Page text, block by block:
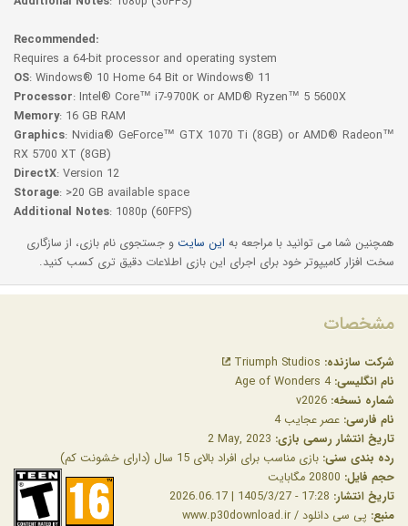
Recommended:
Requires a 64-bit processor and operating system
OS: Windows® 10 Home 64 Bit or Windows® 11
Processor: Intel® Core™ i7-9700K or AMD® Ryzen™ 5 5600X
Memory: 16 GB RAM
Graphics: Nvidia® GeForce™ GTX 1070 Ti (8GB) or AMD® Radeon™
RX 5700 XT (8GB)
DirectX: Version 12
Storage: >20 GB available space
Additional Notes: 1080p (60FPS)
همچنین شما می توانید با مراجعه به این سایت و جستجوی نام بازی، از سازگاری
سخت افزار کامیپوتر خود برای اجرای این بازی اطلاعات دقیق تری کسب کنید.
مشخصات
شرکت سازنده:
نام انگلیسی: Age of Wonders 4
شماره نسخه:
نام فارسی: عصر عجایب 4
تاریخ انتشار رسمی بازی:
رده بندی سنی: بازی مناسب برای افراد بالای 15 سال (دارای خشونت کم)
حجم فایل:
تاریخ انتشار:
منبع: پی سی دانلود / www.p30download.ir